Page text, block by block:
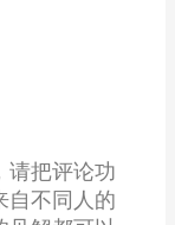
请把评论功
自不同人的